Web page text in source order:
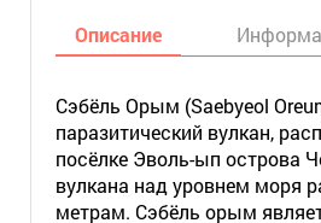
Описание
Сэбёль Орым (Saebyeol
паразитический вулкан,
посёлке Эволь-ып острова
вулкана над уровнем моря
метрам. Сэбёль орым